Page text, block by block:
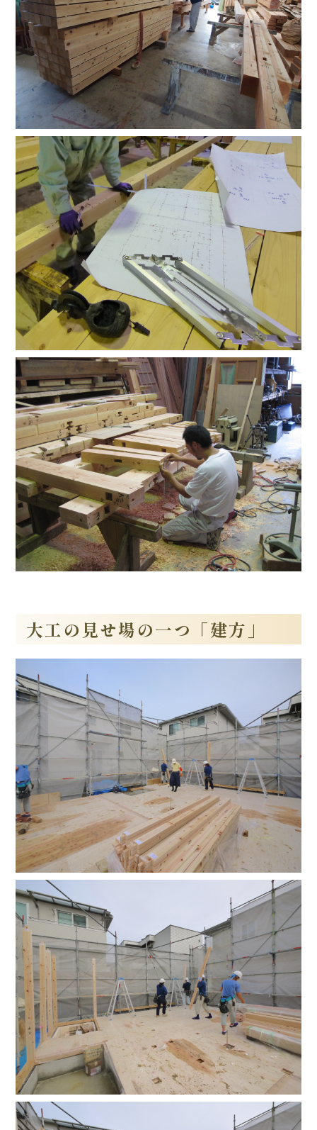
大工の見せ場の一つ「建方」